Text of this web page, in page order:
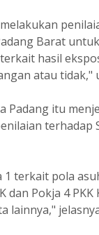
Barat
hasil
atau tidak,"
Padang itu
terhadap
terkait pola
dan Pokja 4
lainnya,"